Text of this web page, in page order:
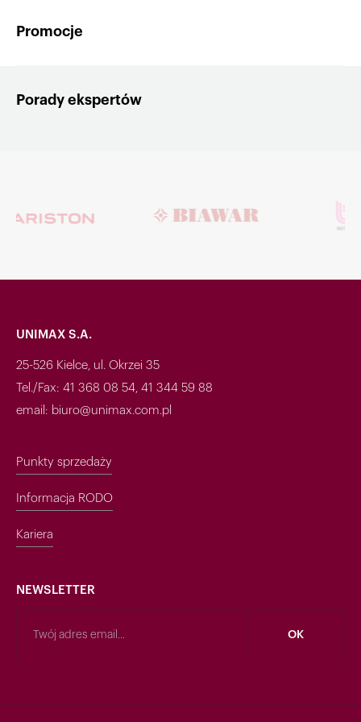
Promocje
Porady ekspertów
UNIMAX S.A.
25-526 Kielce, ul. Okrzei 35
Tel./Fax: 41 368 08 54, 41 344 59 88
email: biuro@unimax.com.pl
Punkty sprzedaży
Informacja RODO
Kariera
NEWSLETTER